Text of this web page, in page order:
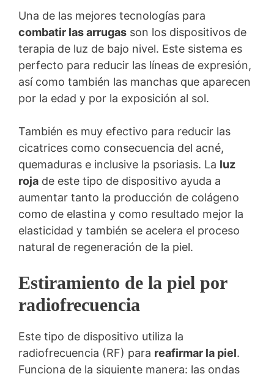
Una de las mejores tecnologías para
combatir las arrugas son los dispositivos de
terapia de luz de bajo nivel. Este sistema es
perfecto para reducir las líneas de expresión,
así como también las manchas que aparecen
por la edad y por la exposición al sol.
También es muy efectivo para reducir las
cicatrices como consecuencia del acné,
quemaduras e inclusive la psoriasis. La luz
roja de este tipo de dispositivo ayuda a
aumentar tanto la producción de colágeno
como de elastina y como resultado mejor la
elasticidad y también se acelera el proceso
natural de regeneración de la piel.
Estiramiento de la piel por
radiofrecuencia
Este tipo de dispositivo utiliza la
radiofrecuencia (RF) para reafirmar la piel.
Funciona de la siguiente manera: las ondas